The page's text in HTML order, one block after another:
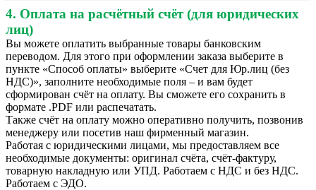
4. Оплата на расчётный счёт (для юридических
лиц)
Вы можете оплатить выбранные товары банковским
переводом. Для этого при оформлении заказа выберите в
пункте «Способ оплаты» выберите «Счет для Юр.лиц (без
НДС)», заполните необходимые поля – и вам будет
сформирован счёт на оплату. Вы сможете его сохранить в
формате .PDF или распечатать.
Также счёт на оплату можно оперативно получить, позвонив
менеджеру или посетив наш фирменный магазин.
Работая с юридическими лицами, мы предоставляем все
необходимые документы: оригинал счёта, счёт-фактуру,
товарную накладную или УПД. Работаем с НДС и без НДС.
Работаем с ЭДО.